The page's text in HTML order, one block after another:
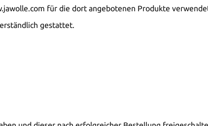
für die dort angebotenen Produkte
gestattet.